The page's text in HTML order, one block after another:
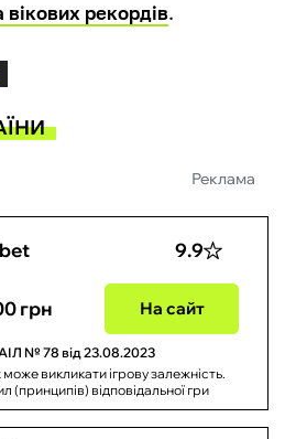
рекордів.
Реклама
9.9
грн На сайт
№ 78 від 23.08.2023
може викликати ігрову залежність.
відповідальної гри